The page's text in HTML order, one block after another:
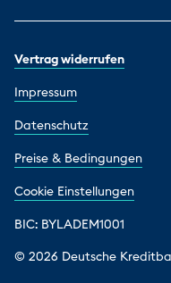
© 2026 Deutsche
Vertrag widerrufen
Impressum
Datenschutz
Preise & Bedingungen
Cookie Einstellungen
BIC: BYLADEM1001